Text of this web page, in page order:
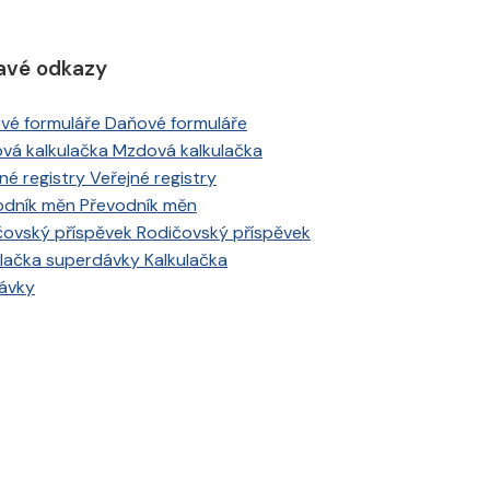
odkazy
Daňové formuláře
Mzdová kalkulačka
Veřejné registry
Převodník měn
Rodičovský příspěvek
Kalkulačka